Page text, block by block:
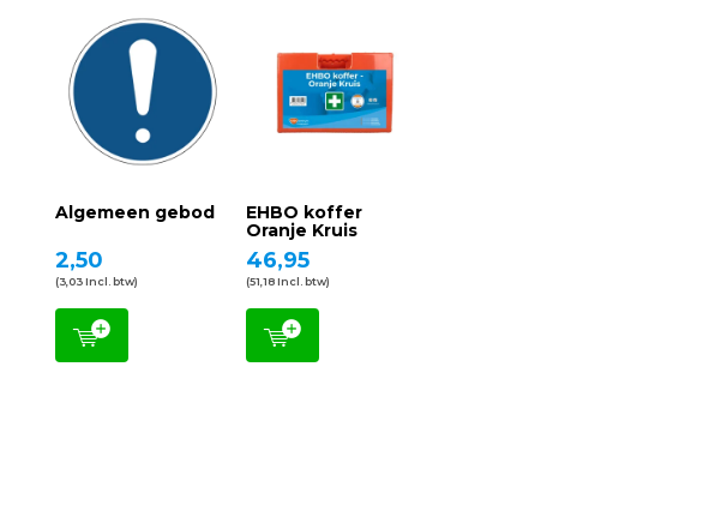
Algemeen gebod
2,50
(3,03 Incl. btw)
EHBO koffer
Oranje Kruis
46,95
(51,18 Incl. btw)